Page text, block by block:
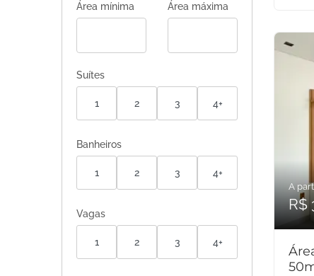
Área mínima Área máxima
Suítes
1 2 3 4+
Banheiros
1 2 3 4+
Vagas
1 2 3 4+
A
R$